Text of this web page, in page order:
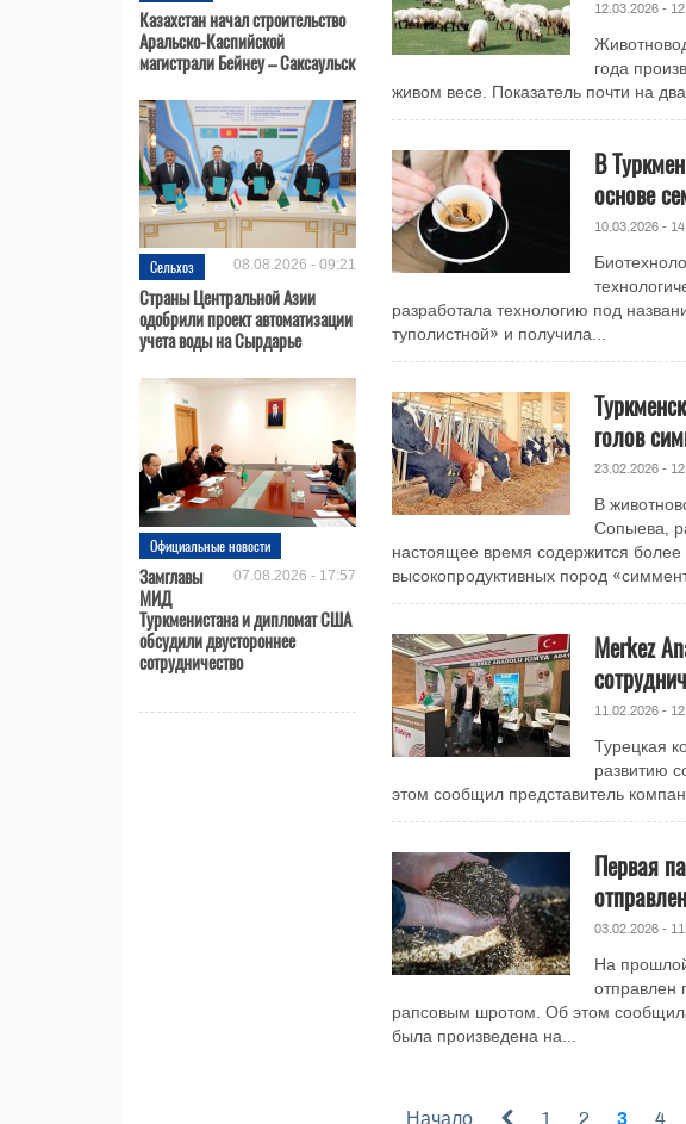
Казахстан начал строительство
Аральско-Каспийской
магистрали Бейнеу – Саксаульск
Сельхоз 08.08.2026 - 09:21
Страны Центральной Азии
одобрили проект автоматизации
учета воды на Сырдарье
Официальные новости
07.08.2026 - 17:57
Замглавы
МИД
Туркменистана и дипломат США
обсудили двустороннее
сотрудничество
12.03.2026 -
года
живом весе. Показатель почти на
В
основе
10.03.2026 -
разработала технологию под
туполистной» и получила...
голов
23.02.2026 -
В
Сопыева,
настоящее время содержится более
высокопродуктивных пород
Merkez
11.02.2026 -
Турецкая
развитию
этом сообщил представитель
Первая
03.02.2026 -
На
отправлен
рапсовым шротом. Об этом
была произведена на...
Начало 1 2 3 4